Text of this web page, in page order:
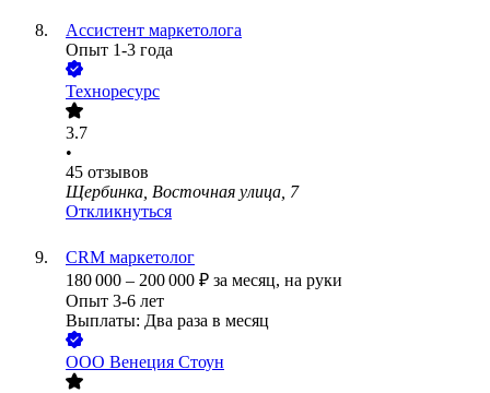
Ассистент маркетолога
Опыт 1-3 года
Техноресурс
3.7
•
45 отзывов
Щербинка, Восточная улица, 7
Откликнуться
CRM маркетолог
180 000 – 200 000 ₽ за месяц, на руки
Опыт 3-6 лет
Выплаты: Два раза в месяц
ООО Венеция Стоун